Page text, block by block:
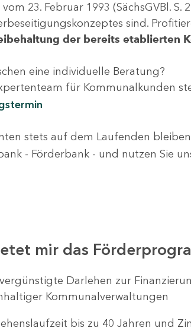
vom 23. Februar 1993 (SächsGVBl.
sind.
der bereits etablierten
eine individuelle Beratung?
für Kommunalkunden
stets auf dem Laufenden
- Förderbank - und nutzen Sie
mir das
Darlehen zur
Kommunalverwaltungen
bis zu 40 Jahren und